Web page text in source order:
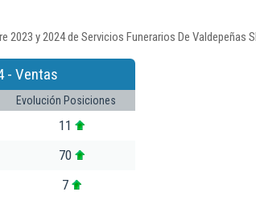
y 2024 de Servicios Funerarios De Valdepeñas
- Ventas
Evolución Posiciones
11
70
7